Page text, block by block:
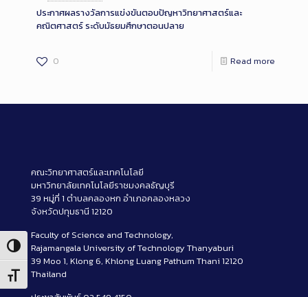
Toggle High Contrast
Toggle Font size
ประกาศผลรางวัลการแข่งขันตอบปัญหาวิทยาศาสตร์และ
คณิตศาสตร์ ระดับมัธยมศึกษาตอนปลาย
0 Read more
คณะวิทยาศาสตร์และเทคโนโลยี
มหาวิทยาลัยเทคโนโลยีราชมงคลธัญบุรี
39 หมู่ที่ 1 ตำบลคลองหก อำเภอคลองหลวง
จังหวัดปทุมธานี 12120
Faculty of Science and Technology,
Rajamangala University of Technology Thanyaburi
39 Moo 1, Klong 6, Khlong Luang Pathum Thani 12120
Thailand